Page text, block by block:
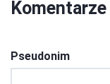
Komentarze
Pseudonim